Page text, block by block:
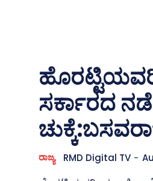
ಸರ್ಕಾರದ
ರಾಜ್ಯ RMD Digital TV -